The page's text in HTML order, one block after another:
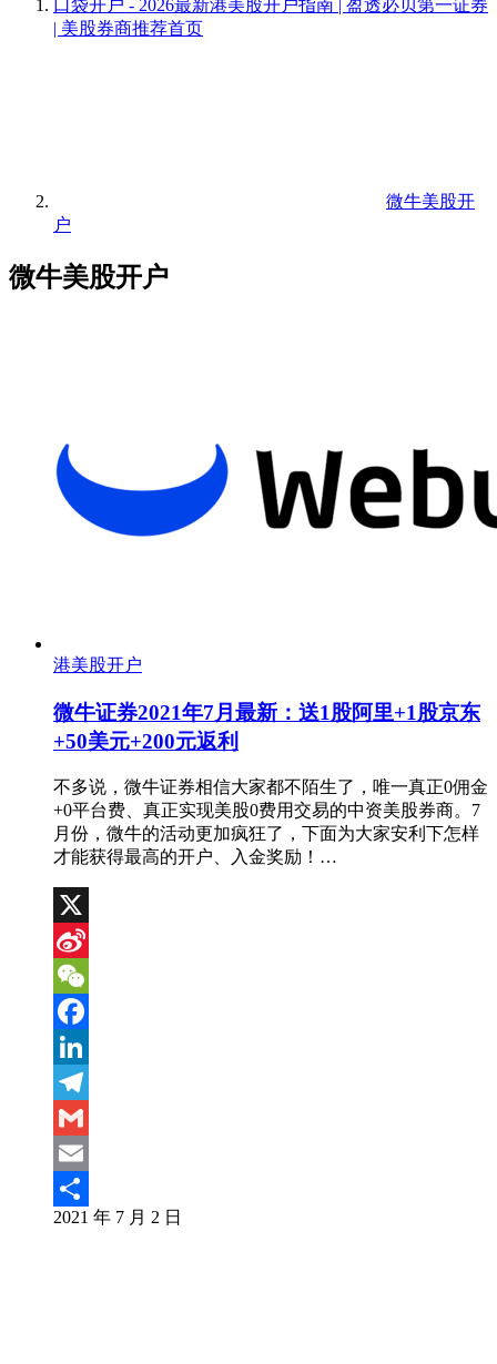
口袋开户 - 2026最新港美股开户指南 | 盈透必贝第一证券
| 美股券商推荐首页
微牛美股开
户
微牛美股开户
港美股开户
微牛证券2021年7月最新：送1股阿里+1股京东
+50美元+200元返利
不多说，微牛证券相信大家都不陌生了，唯一真正0佣金
+0平台费、真正实现美股0费用交易的中资美股券商。7
月份，微牛的活动更加疯狂了，下面为大家安利下怎样
才能获得最高的开户、入金奖励！…
X
Sina
Weibo
WeChat
Facebook
LinkedIn
Telegram
Gmail
Email
分
2021 年 7 月 2 日